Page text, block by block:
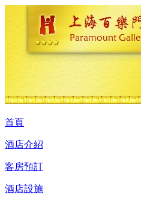
首頁
酒店介紹
客房預訂
酒店設施